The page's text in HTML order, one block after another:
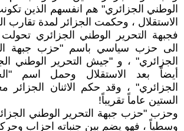
الوطني الجزائري" هم انفسهم الذين
الاستقلال ، وحكمت الجزائر لمدة تقارب
فجبهة التحرير الوطني الجزائري تحولت
الى حزب سياسي باسم "حزب جبهة
الجزائري" ، و "جيش التحرير الوطني
أيضاً بعد الاستقلال وحمل اسم
الجزائري" ، وقد حكم الاثنان الجزائر
الستين عاماً تقريباً!
وحزب "حزب جبهة التحرير الوطني
وسطياً ، فهو يضم بين جنباته احزاب